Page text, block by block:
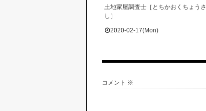
土地家屋調査士［とちかおくちょうさ
し］
2020-02-17(Mon)
コメント ※